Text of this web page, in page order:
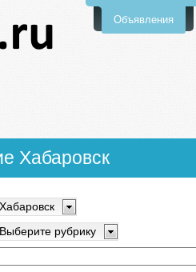
Объявления
Хабаровск
Хабаровск
Выберите рубрику